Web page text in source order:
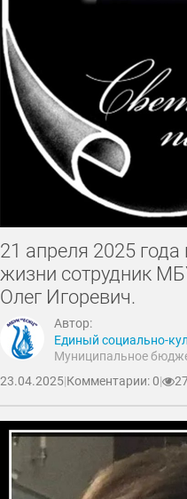
21 апреля 2025 года
жизни сотрудник
Олег Игоревич.
Автор:
Единый социально-
Муниципальное
23.04.2025|Комментарии: 0|